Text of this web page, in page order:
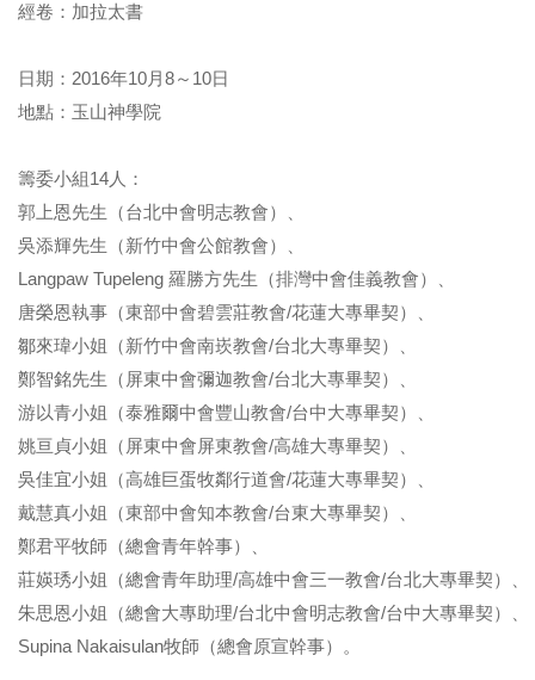
經卷：加拉太書
日期：2016年10月8～10日
地點：玉山神學院
籌委小組14人：
郭上恩先生（台北中會明志教會）、
吳添輝先生（新竹中會公館教會）、
Langpaw Tupeleng 羅勝方先生（排灣中會佳義教會）、
唐榮恩執事（東部中會碧雲莊教會/花蓮大專畢契）、
鄒來瑋小姐（新竹中會南崁教會/台北大專畢契）、
鄭智銘先生（屏東中會彌迦教會/台北大專畢契）、
游以青小姐（泰雅爾中會豐山教會/台中大專畢契）、
姚亘貞小姐（屏東中會屏東教會/高雄大專畢契）、
吳佳宜小姐（高雄巨蛋牧鄰行道會/花蓮大專畢契）、
戴慧真小姐（東部中會知本教會/台東大專畢契）、
鄭君平牧師（總會青年幹事）、
莊媖琇小姐（總會青年助理/高雄中會三一教會/台北大專畢契）、
朱思恩小姐（總會大專助理/台北中會明志教會/台中大專畢契）、
Supina Nakaisulan牧師（總會原宣幹事）。